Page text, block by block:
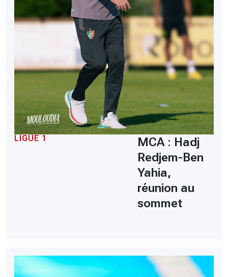
LIGUE 1
MCA : Hadj
Redjem-Ben
Yahia,
réunion au
sommet